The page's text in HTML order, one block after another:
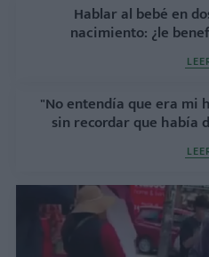
Hablar al bebé en
nacimiento: ¿le
"No entendía que era mi
sin recordar que había